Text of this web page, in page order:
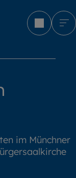
im Münchner